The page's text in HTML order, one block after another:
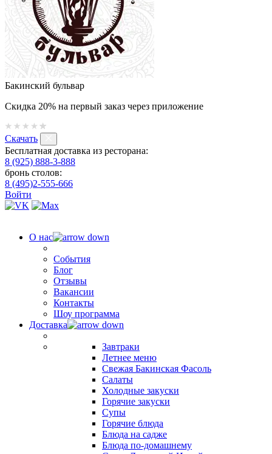
Бакинский бульвар
Скидка 20% на первый заказ через приложение
Скачать
Бесплатная доставка из ресторана:
8 (925) 888-3-888
бронь столов:
8 (495)2-555-666
Войти
О нас
События
Блог
Отзывы
Вакансии
Контакты
Шоу программа
Доставка
Завтраки
Летнее меню
Свежая Бакинская Фасоль
Салаты
Холодные закуски
Горячие закуски
Супы
Горячие блюда
Блюда на садже
Блюда по-домашнему